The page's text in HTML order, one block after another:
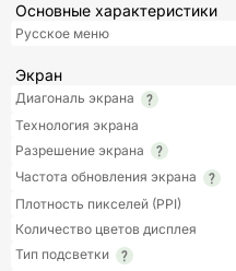
Основные характеристики
Русское меню
Экран
Диагональ экрана
Технология экрана
Разрешение экрана
Частота обновления экрана
Плотность пикселей (PPI)
Количество цветов дисплея
Тип подсветки